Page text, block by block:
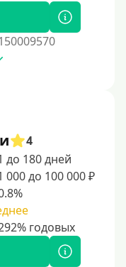
4
до 180 дней
000 до 100 000 ₽